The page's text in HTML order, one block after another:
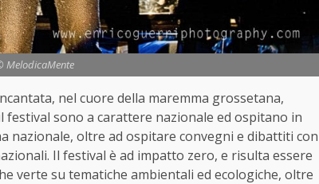
MelodicaMente
nel cuore della maremma grossetana,
festival sono a carattere nazionale ed ospitano in
nazionale, oltre ad ospitare convegni e dibattiti con
Il festival è ad impatto zero, e risulta essere
verte su tematiche ambientali ed ecologiche, oltre